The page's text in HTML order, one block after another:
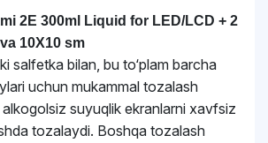
2E 300ml Liquid for LED/LCD + 2
10X10 sm
salfetka bilan, bu to‘plam barcha
uchun mukammal tozalash
suyuqlik ekranlarni xavfsiz
tozalaydi. Boshqa tozalash